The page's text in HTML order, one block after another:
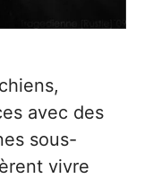
avec des
sous-
vivre